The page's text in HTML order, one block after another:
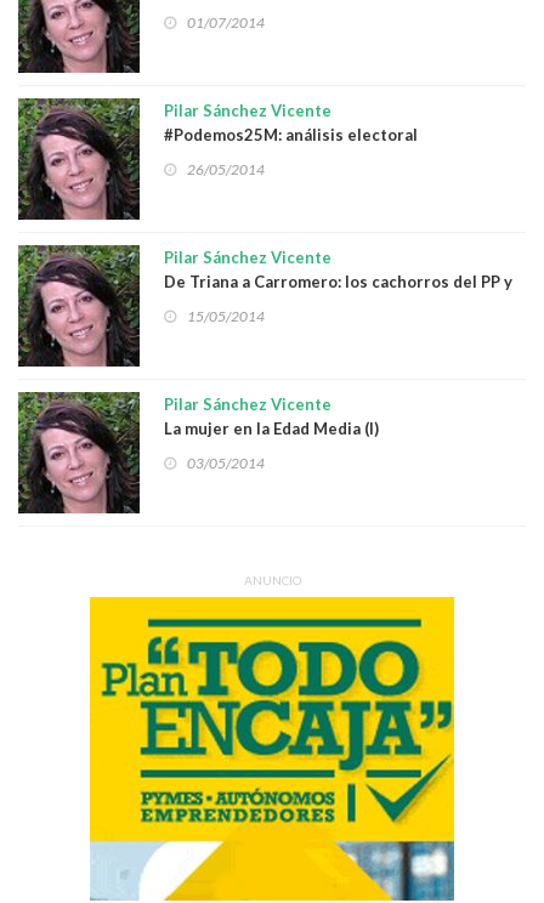
01/07/2014
Pilar Sánchez Vicente
#Podemos25M: análisis electoral
26/05/2014
Pilar Sánchez Vicente
De Triana a Carromero: los cachorros del PP y
el doble rasero
15/05/2014
Pilar Sánchez Vicente
La mujer en la Edad Media (I)
03/05/2014
ANUNCIO